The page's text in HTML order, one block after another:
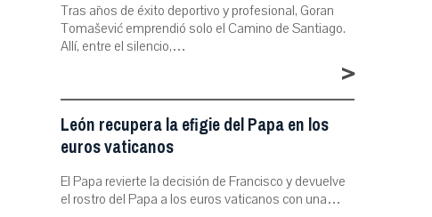
Tras años de éxito deportivo y profesional, Goran
Tomašević emprendió solo el Camino de Santiago.
Allí, entre el silencio,…
>
León recupera la efigie del Papa en los
euros vaticanos
El Papa revierte la decisión de Francisco y devuelve
el rostro del Papa a los euros vaticanos con una…